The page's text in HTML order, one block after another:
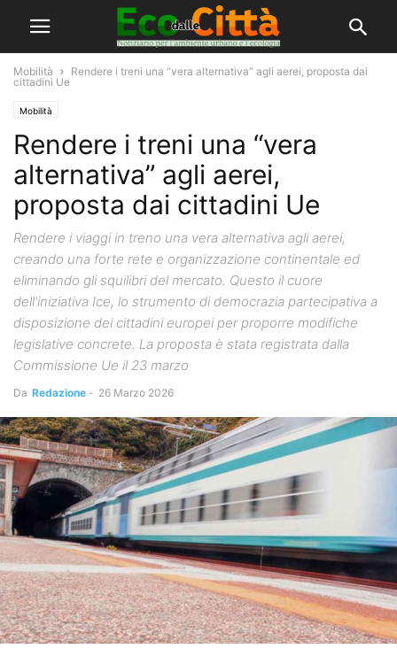
Mobilità
Rendere i treni una “vera alternativa” agli aerei, proposta dai
cittadini Ue
Mobilità
Rendere i treni una “vera
alternativa” agli aerei,
proposta dai cittadini Ue
Rendere i viaggi in treno una vera alternativa agli aerei,
creando una forte rete e organizzazione continentale ed
eliminando gli squilibri del mercato. Questo il cuore
dell'iniziativa Ice, lo strumento di democrazia partecipativa a
disposizione dei cittadini europei per proporre modifiche
legislative concrete. La proposta è stata registrata dalla
Commissione Ue il 23 marzo
Da Redazione - 26 Marzo 2026